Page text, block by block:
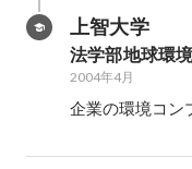
上智大学
法学部地球環
2004年4月
企業の環境コン